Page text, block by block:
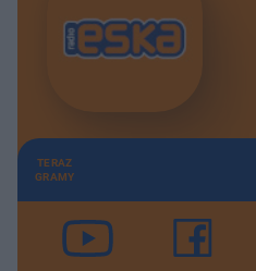
TERAZ
GRAMY